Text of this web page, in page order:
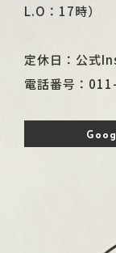
L.O：17時）
定休日：公式
電話番号：